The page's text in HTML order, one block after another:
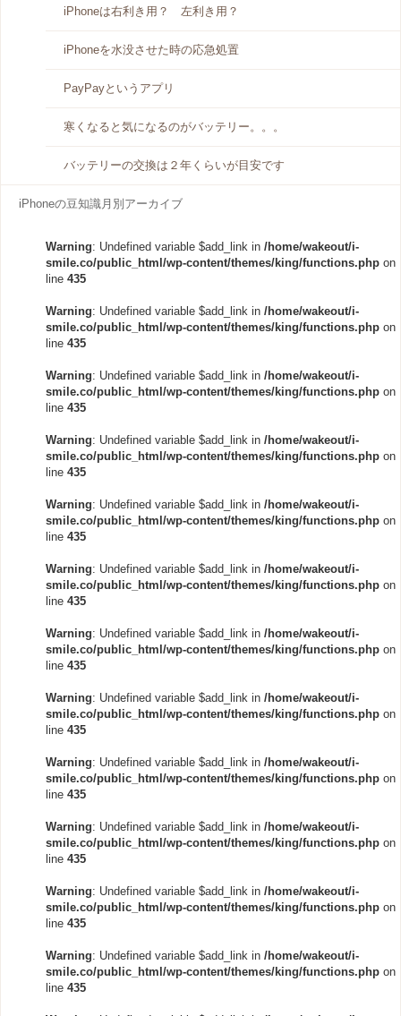
iPhoneは右利き用？ 左利き用？
iPhoneを水没させた時の応急処置
PayPayというアプリ
寒くなると気になるのがバッテリー。。。
バッテリーの交換は２年くらいが目安です
iPhoneの豆知識月別アーカイブ
Warning: Undefined variable $add_link in /home/wakeout/i-
smile.co/public_html/wp-content/themes/king/functions.php on
line 435
Warning: Undefined variable $add_link in /home/wakeout/i-
smile.co/public_html/wp-content/themes/king/functions.php on
line 435
Warning: Undefined variable $add_link in /home/wakeout/i-
smile.co/public_html/wp-content/themes/king/functions.php on
line 435
Warning: Undefined variable $add_link in /home/wakeout/i-
smile.co/public_html/wp-content/themes/king/functions.php on
line 435
Warning: Undefined variable $add_link in /home/wakeout/i-
smile.co/public_html/wp-content/themes/king/functions.php on
line 435
Warning: Undefined variable $add_link in /home/wakeout/i-
smile.co/public_html/wp-content/themes/king/functions.php on
line 435
Warning: Undefined variable $add_link in /home/wakeout/i-
smile.co/public_html/wp-content/themes/king/functions.php on
line 435
Warning: Undefined variable $add_link in /home/wakeout/i-
smile.co/public_html/wp-content/themes/king/functions.php on
line 435
Warning: Undefined variable $add_link in /home/wakeout/i-
smile.co/public_html/wp-content/themes/king/functions.php on
line 435
Warning: Undefined variable $add_link in /home/wakeout/i-
smile.co/public_html/wp-content/themes/king/functions.php on
line 435
Warning: Undefined variable $add_link in /home/wakeout/i-
smile.co/public_html/wp-content/themes/king/functions.php on
line 435
Warning: Undefined variable $add_link in /home/wakeout/i-
smile.co/public_html/wp-content/themes/king/functions.php on
line 435